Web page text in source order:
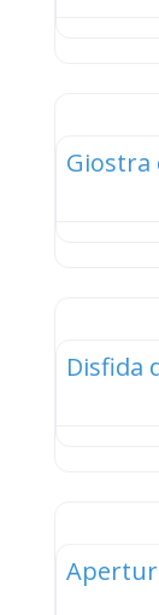
Giostra
Disfida